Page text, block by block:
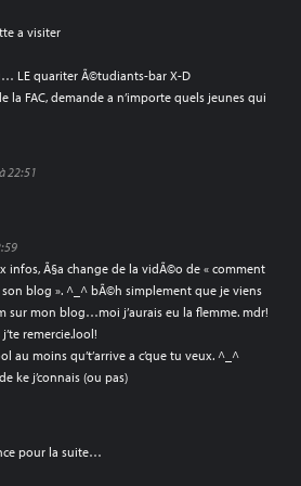
a visiter
LE quariter Ã©tudiants-bar X-D
la FAC, demande a n’importe quels jeunes qui
22:51
infos, Ã§a change de la vidÃ©o de « comment
blog ». ^_^ bÃ©h simplement que je viens
sur mon blog…moi j’aurais eu la flemme. mdr!
remercie.lool!
au moins qu’t’arrive a c’que tu veux. ^_^
ke j’connais (ou pas)
pour la suite…